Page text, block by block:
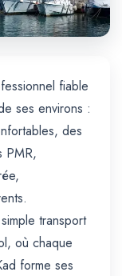
fiable
ses environs :
des
PMR,
transport
où chaque
forme ses